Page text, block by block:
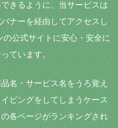
きるように、当サービスは
ナーを経由してアクセスし
公式サイトに安心・安全に
ています。
名・サービス名をうろ覚え
ピングをしてしまうケース
各ページがランキングされ